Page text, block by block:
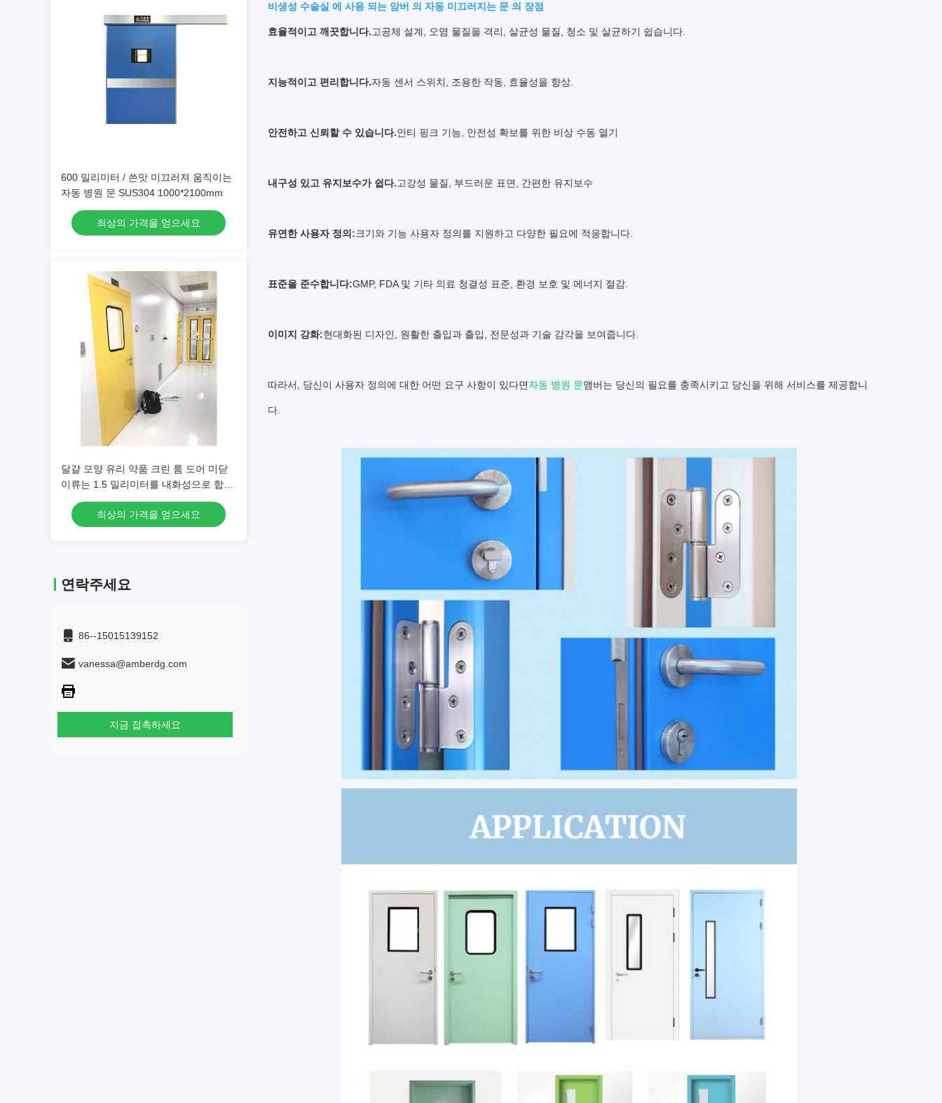
600 밀리미터 / 쓴맛 미끄러져 움직이는
자동 병원 문 SUS304 1000*2100mm
최상의 가격을 얻으세요
달걀 모양 유리 약품 크린 룸 도어 미닫
이류는 1.5 밀리미터를 내화성으로 합니
최상의 가격을 얻으세요
연락주세요
86--15015139152
vanessa@amberdg.com
지금 접촉하세요
비생성 수술실 에 사용 되는 암버 의 자동 미끄러지는 문 의 장점
효율적이고 깨끗합니다.고공체 설계, 오염 물질을 격리, 살균성 물질, 청소 및 살균하기 쉽습니다.
지능적이고 편리합니다.자동 센서 스위치, 조용한 작동, 효율성을 향상.
안전하고 신뢰할 수 있습니다.안티 핑크 기능, 안전성 확보를 위한 비상 수동 열기
내구성 있고 유지보수가 쉽다.고강성 물질, 부드러운 표면, 간편한 유지보수
유연한 사용자 정의:크기와 기능 사용자 정의를 지원하고 다양한 필요에 적응합니다.
표준을 준수합니다:GMP, FDA 및 기타 의료 청결성 표준, 환경 보호 및 에너지 절감.
이미지 강화:현대화된 디자인, 원활한 출입과 출입, 전문성과 기술 감각을 보여줍니다.
따라서, 당신이 사용자 정의에 대한 어떤 요구 사항이 있다면자동 병원 문앰버는 당신의 필요를 충족시키고 당신을 위해 서비스를 제공합니
다.